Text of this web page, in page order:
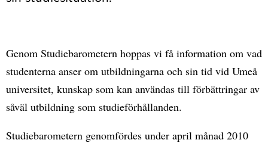
Genom Studiebarometern hoppas vi få information om vad
studenterna anser om utbildningarna och sin tid vid Umeå
universitet, kunskap som kan användas till förbättringar av
såväl utbildning som studieförhållanden.
Studiebarometern genomfördes under april månad 2010